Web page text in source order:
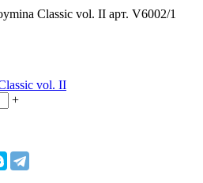
Classic vol. II арт. V6002/1
vol. II
+